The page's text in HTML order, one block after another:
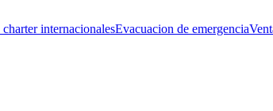
internacionalesEvacuacion de emergencia